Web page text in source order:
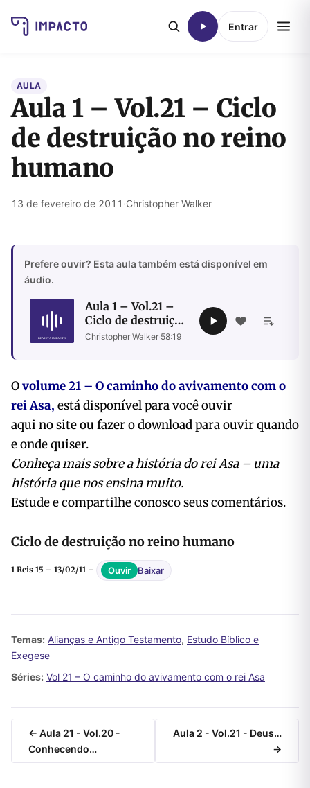
Entrar
AULA
Aula 1 – Vol.21 – Ciclo
de destruição no reino
humano
13 de fevereiro de 2011 ·Christopher Walker
Prefere ouvir? Esta aula também está disponível em
áudio.
Aula 1 – Vol.21 –
Ciclo de destruição
no reino humano
Christopher Walker 58:19
Ovolume 21 – O caminho do avivamento com o
rei Asa, está disponível para você ouvir
aqui no site ou fazer o download para ouvir quando
e onde quiser.
Conheça mais sobre a história do rei Asa – uma
história que nos ensina muito.
Estude e compartilhe conosco seus comentários.
Ciclo de destruição no reino humano
1 Reis 15 – 13/02/11 – Ouvir Baixar
Temas: Alianças e Antigo Testamento, Estudo Bíblico e
Exegese
Séries: Vol 21 – O caminho do avivamento com o rei Asa
← Aula 21 - Vol.20 -
Conhecendo…
Aula 2 - Vol.21 - Deus…
→